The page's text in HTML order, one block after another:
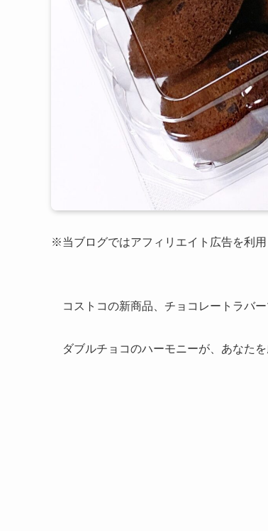
※当ブログではアフィリエイト広告を利
コストコの新商品、チョコレートラバ
ダブルチョコのハーモニーが、あなた